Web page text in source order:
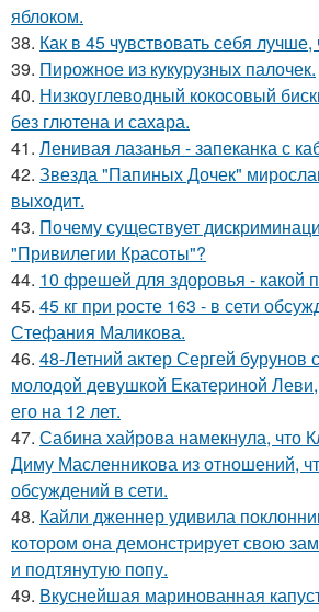
яблоком.
38. Как в 45 чувствовать себя
39. Пирожное из кукурузных палочек.
40. Низкоуглеводный кокосовый
без глютена и сахара.
41. Ленивая лазанья - запеканка с
42. Звезда "Папиных Дочек"
выходит.
43. Почему существует
"Привилегии Красоты"?
44. 10 фрешей для здоровья - какой
45. 45 кг при росте 163 - в сети
Стефания Маликова.
46. 48-Летний актер Сергей бурунов
молодой девушкой Екатериной
его на 12 лет.
47. Сабина хайрова намекнула, что
Диму Масленникова из отношений,
обсуждений в сети.
48. Кайли дженнер удивила
котором она демонстрирует свою
и подтянутую попу.
49. Вкуснейшая маринованная